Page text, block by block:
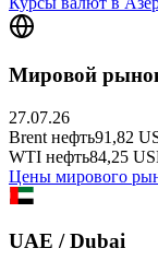
Мировой
27.07.26
Brent нефть91,82
WTI нефть84,25
Цены мирового
UAE / Dubai